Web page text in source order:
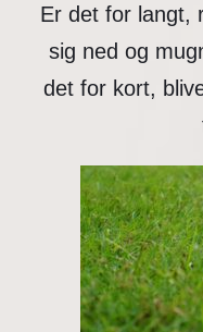
Er det for langt,
sig ned og
det for kort,